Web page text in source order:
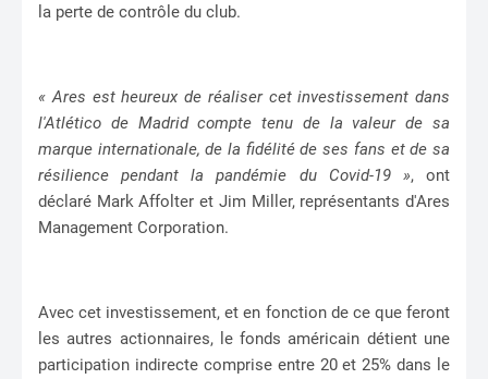
la perte de contrôle du club.
« Ares est heureux de réaliser cet investissement dans
l'Atlético de Madrid compte tenu de la valeur de sa
marque internationale, de la fidélité de ses fans et de sa
résilience pendant la pandémie du Covid-19 », ont
déclaré Mark Affolter et Jim Miller, représentants d'Ares
Management Corporation.
Avec cet investissement, et en fonction de ce que feront
les autres actionnaires, le fonds américain détient une
participation indirecte comprise entre 20 et 25% dans le